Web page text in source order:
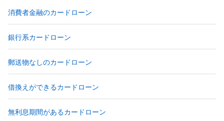
消費者金融のカードローン
銀行系カードローン
郵送物なしのカードローン
借換えができるカードローン
無利息期間があるカードローン